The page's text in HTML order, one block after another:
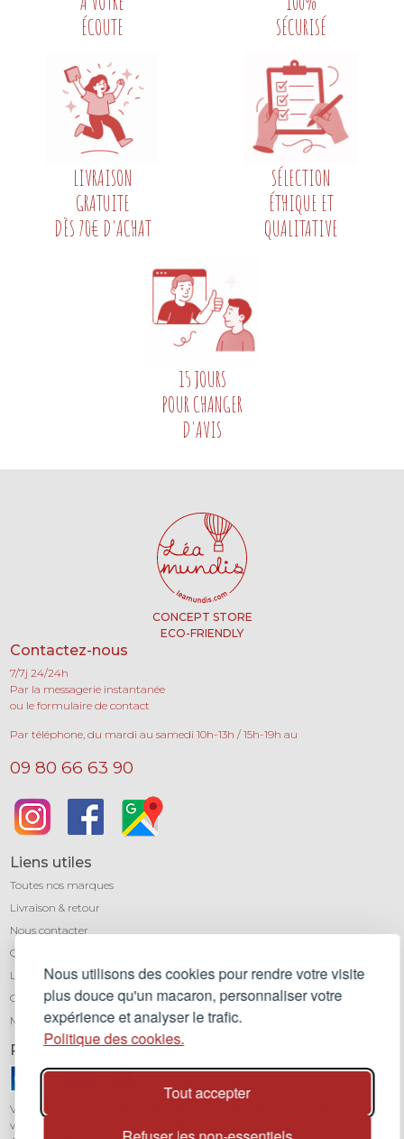
Nous utilisons des cookies pour rendre votre visite
plus douce qu'un macaron, personnaliser votre
expérience et analyser le trafic.
Politique des cookies.
Tout accepter
ÉCOUTE
SÉCURISÉ
LIVRAISON
GRATUITE
DÈS 70€ D'ACHAT
SÉLECTION
ÉTHIQUE ET
QUALITATIVE
15 JOURS
POUR CHANGER
D'AVIS
CONCEPT STORE
ECO-FRIENDLY
Contactez-nous
7/7j 24/24h
Par la messagerie instantanée
ou le formulaire de contact
Par téléphone, du mardi au samedi 10h-13h / 15h-19h au
09 80 66 63 90
Liens utiles
Toutes nos marques
Livraison & retour
Nous contacter
Qui sommes-nous ?
Léa mundis, le blog
CGV
Mentions légales
Paiement sécurisé
Vos transactions sont protégées grâce au cryptage SSL. Vous pouvez régler
vos achats en toute confiance par carte bancaire (Visa, Mastercard,